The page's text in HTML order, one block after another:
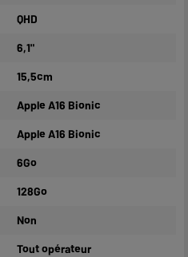
QHD
6,1"
15,5cm
Apple A16 Bionic
Apple A16 Bionic
6Go
128Go
Non
Tout opérateur